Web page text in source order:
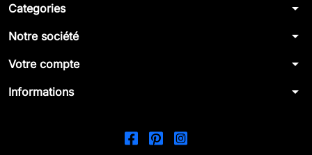
Categories arrow_drop_down
Notre société arrow_drop_down
Votre compte arrow_drop_down
Informations arrow_drop_down